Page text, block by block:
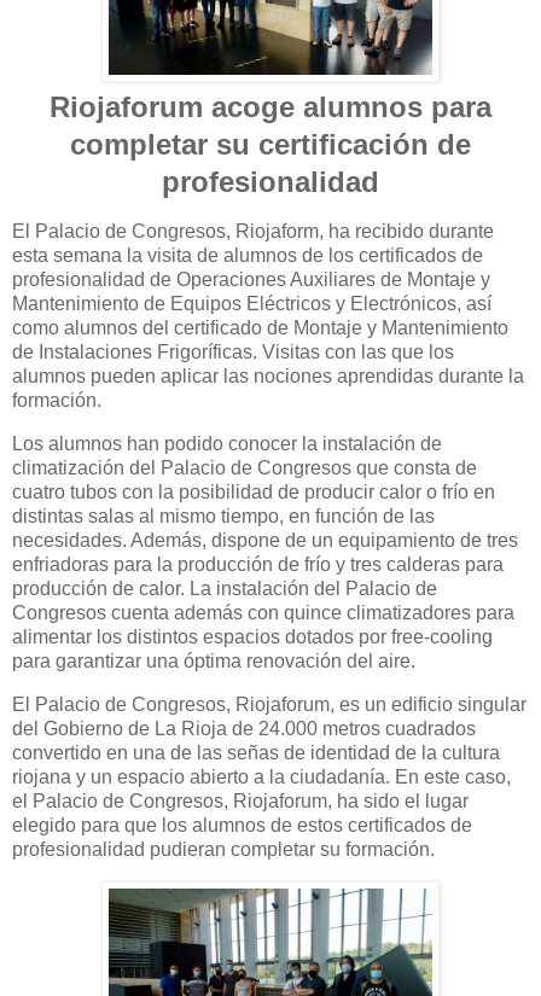
Riojaforum acoge alumnos para
completar su certificación de
profesionalidad
El Palacio de Congresos, Riojaform, ha recibido durante
esta semana la visita de alumnos de los certificados de
profesionalidad de Operaciones Auxiliares de Montaje y
Mantenimiento de Equipos Eléctricos y Electrónicos, así
como alumnos del certificado de Montaje y Mantenimiento
de Instalaciones Frigoríficas. Visitas con las que los
alumnos pueden aplicar las nociones aprendidas durante la
formación.
Los alumnos han podido conocer la instalación de
climatización del Palacio de Congresos que consta de
cuatro tubos con la posibilidad de producir calor o frío en
distintas salas al mismo tiempo, en función de las
necesidades. Además, dispone de un equipamiento de tres
enfriadoras para la producción de frío y tres calderas para
producción de calor. La instalación del Palacio de
Congresos cuenta además con quince climatizadores para
alimentar los distintos espacios dotados por free-cooling
para garantizar una óptima renovación del aire.
El Palacio de Congresos, Riojaforum, es un edificio singular
del Gobierno de La Rioja de 24.000 metros cuadrados
convertido en una de las señas de identidad de la cultura
riojana y un espacio abierto a la ciudadanía. En este caso,
el Palacio de Congresos, Riojaforum, ha sido el lugar
elegido para que los alumnos de estos certificados de
profesionalidad pudieran completar su formación.